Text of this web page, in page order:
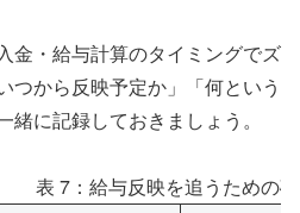
金・給与計算のタイミングでズ
つから反映予定か」「何という
に記録しておきましょう。
表 7：給与反映を追うための